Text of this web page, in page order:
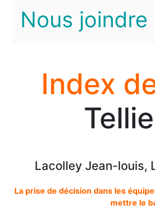
Nous joindre
Index
Lacolley Jean-louis,
La prise de décision dans les
mettre le